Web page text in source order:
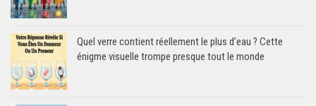
Quel verre contient réellement le plus d’eau ? Cette
énigme visuelle trompe presque tout le monde